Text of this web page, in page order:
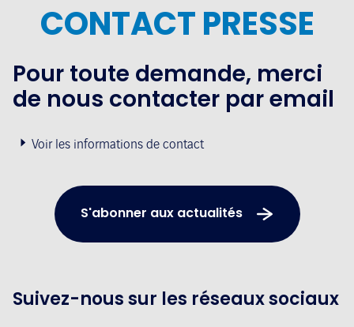
CONTACT PRESSE
Pour toute demande, merci
de nous contacter par email
Voir les informations de contact
S'abonner aux actualités
Suivez-nous sur les réseaux sociaux